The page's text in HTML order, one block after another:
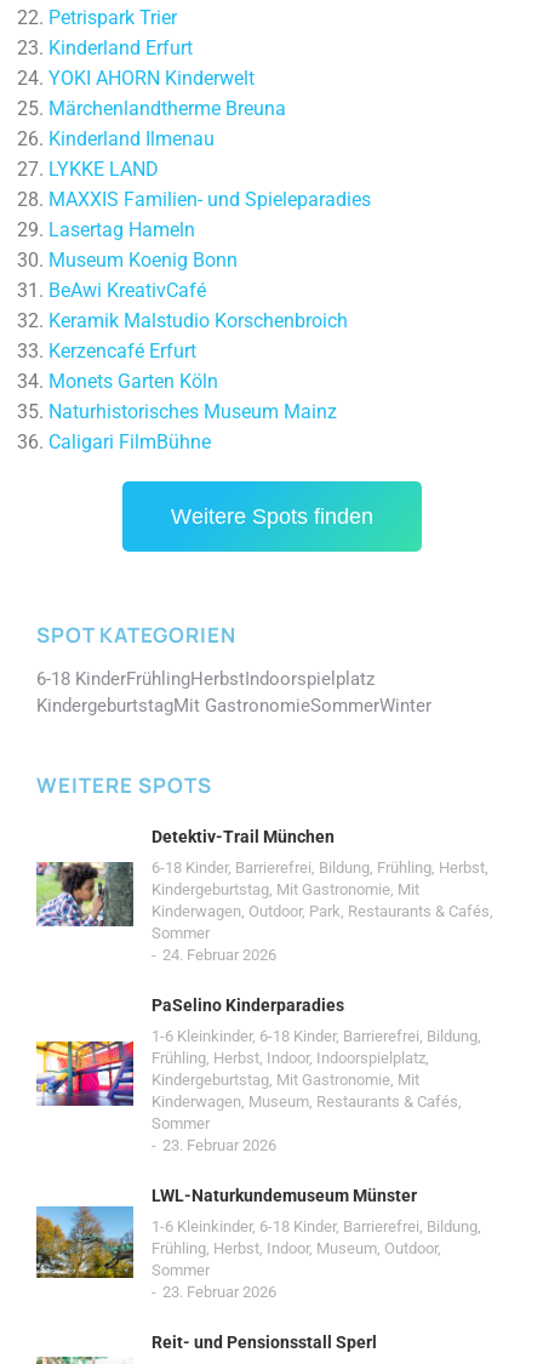
Petrispark Trier
Kinderland Erfurt
YOKI AHORN Kinderwelt
Märchenlandtherme Breuna
Kinderland Ilmenau
LYKKE LAND
MAXXIS Familien- und Spieleparadies
Lasertag Hameln
Museum Koenig Bonn
BeAwi KreativCafé
Keramik Malstudio Korschenbroich
Kerzencafé Erfurt
Monets Garten Köln
Naturhistorisches Museum Mainz
Caligari FilmBühne
Weitere Spots finden
SPOT KATEGORIEN
6-18 KinderFrühlingHerbstIndoorspielplatz
KindergeburtstagMit GastronomieSommerWinter
WEITERE SPOTS
Detektiv-Trail München
6-18 Kinder, Barrierefrei, Bildung, Frühling, Herbst,
Kindergeburtstag, Mit Gastronomie, Mit
Kinderwagen, Outdoor, Park, Restaurants & Cafés,
Sommer
24. Februar 2026
PaSelino Kinderparadies
1-6 Kleinkinder, 6-18 Kinder, Barrierefrei, Bildung,
Frühling, Herbst, Indoor, Indoorspielplatz,
Kindergeburtstag, Mit Gastronomie, Mit
Kinderwagen, Museum, Restaurants & Cafés,
Sommer
23. Februar 2026
LWL-Naturkundemuseum Münster
1-6 Kleinkinder, 6-18 Kinder, Barrierefrei, Bildung,
Frühling, Herbst, Indoor, Museum, Outdoor,
Sommer
23. Februar 2026
Reit- und Pensionsstall Sperl